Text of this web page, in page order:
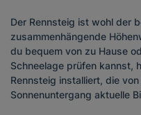
Der Rennsteig ist wohl der
zusammenhängende
du bequem von zu Hause
Schneelage prüfen kannst,
Rennsteig installiert, die
Sonnenuntergang aktuelle